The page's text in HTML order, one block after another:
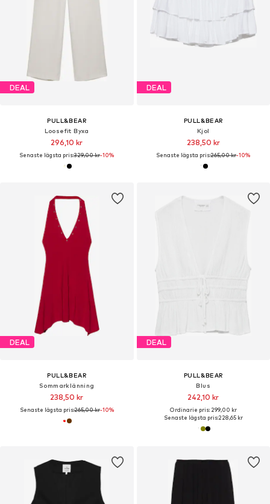
DEAL
PULL&BEAR
Loosefit Byxa
296,10 kr
Senaste lägsta pris:329,00 kr-10%
DEAL
PULL&BEAR
Kjol
238,50 kr
Senaste lägsta pris:265,00 kr-10%
DEAL
PULL&BEAR
Sommarklänning
238,50 kr
Senaste lägsta pris:265,00 kr-10%
DEAL
PULL&BEAR
Blus
242,10 kr
Ordinarie pris: 299,00 kr
Senaste lägsta pris:228,65 kr